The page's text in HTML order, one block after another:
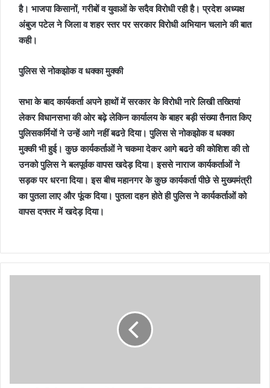
है। भाजपा किसानों, गरीबों व युवाओं के सदैव विरोधी रही है। प्रदेश अध्यक्ष
अंबुज पटेल ने जिला व शहर स्तर पर सरकार विरोधी अभियान चलाने की बात
कही।
पुलिस से नोकझोक व धक्का मुक्की
सभा के बाद कार्यकर्ता अपने हाथों में सरकार के विरोधी नारे लिखी तख्तियां
लेकर विधानसभा की ओर बढ़े लेकिन कार्यालय के बाहर बड़ी संख्या तैनात किए
पुलिसकर्मियों ने उन्हें आगे नहीं बढऩे दिया। पुलिस से नोकझोक व धक्का
मुक्की भी हुई। कुछ कार्यकर्ताओं ने चकमा देकर आगे बढऩे की कोशिश की तो
उनको पुलिस ने बलपूर्वक वापस खदेड़ दिया। इससे नाराज कार्यकर्ताओं ने
सड़क पर धरना दिया। इस बीच महानगर के कुछ कार्यकर्ता पीछे से मुख्यमंत्री
का पुतला लाए और फूंक दिया। पुतला दहन होते ही पुलिस ने कार्यकर्ताओं को
वापस दफ्तर में खदेड़ दिया।